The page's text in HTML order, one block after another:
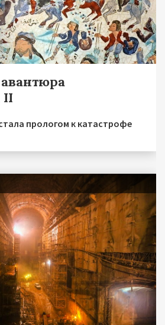
II
прологом к катастрофе